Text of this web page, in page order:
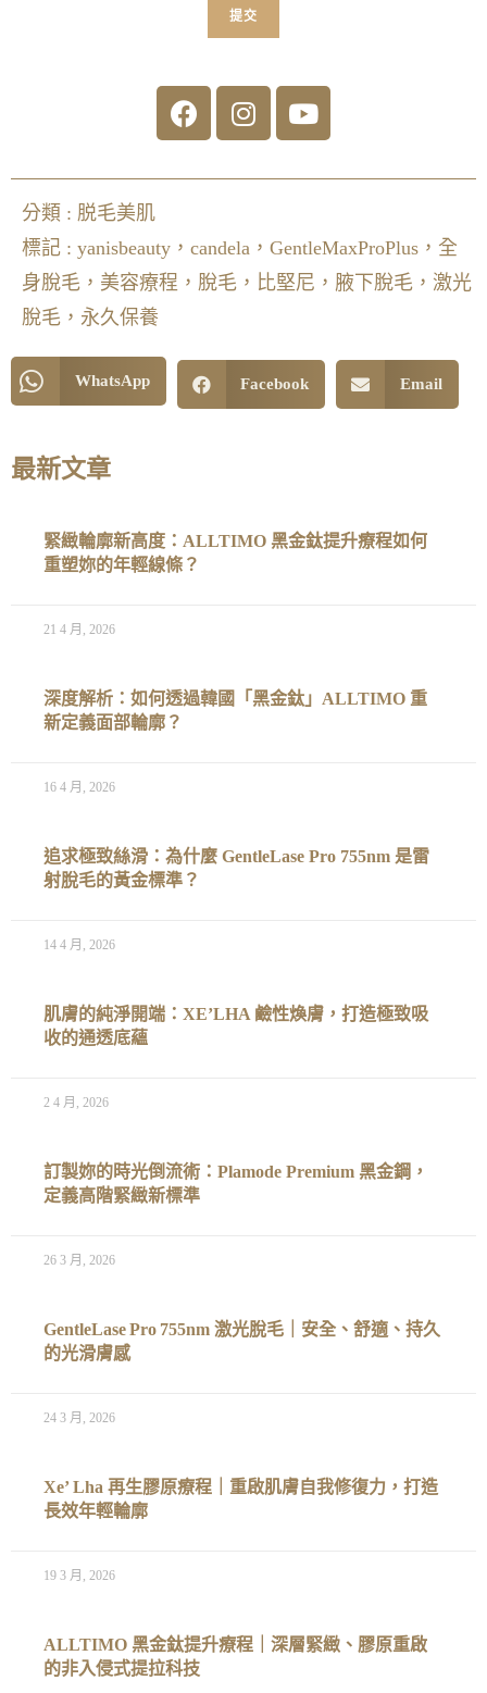
提交
分類 : 脱毛美肌
標記 : yanisbeauty，candela，GentleMaxProPlus，全
身脫毛，美容療程，脫毛，比堅尼，腋下脫毛，激光
脫毛，永久保養
WhatsApp Facebook Email
最新文章
緊緻輪廓新高度：ALLTIMO 黑金鈦提升療程如何
重塑妳的年輕線條？
21 4 月, 2026
深度解析：如何透過韓國「黑金鈦」ALLTIMO 重
新定義面部輪廓？
16 4 月, 2026
追求極致絲滑：為什麼 GentleLase Pro 755nm 是雷
射脫毛的黃金標準？
14 4 月, 2026
肌膚的純淨開端：XE’LHA 鹼性煥膚，打造極致吸
收的通透底蘊
2 4 月, 2026
訂製妳的時光倒流術：Plamode Premium 黑金鋼，
定義高階緊緻新標準
26 3 月, 2026
GentleLase Pro 755nm 激光脫毛｜安全、舒適、持久
的光滑膚感
24 3 月, 2026
Xe’ Lha 再生膠原療程｜重啟肌膚自我修復力，打造
長效年輕輪廓
19 3 月, 2026
ALLTIMO 黑金鈦提升療程｜深層緊緻、膠原重啟
的非入侵式提拉科技